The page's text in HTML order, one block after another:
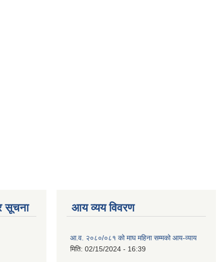
सूचना आय व्यय विवरण
आ.व. २०८०/०८१ को माघ महिना सम्मको आय-व्याय
मिति: 02/15/2024 - 16:39